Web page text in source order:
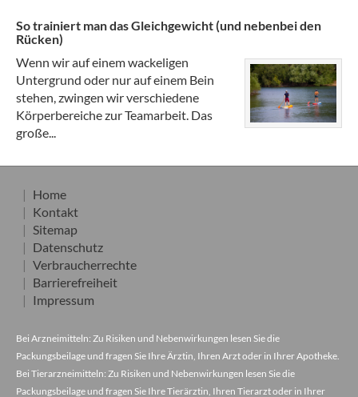
So trainiert man das Gleichgewicht (und nebenbei den
Rücken)
Wenn wir auf einem wackeligen
Untergrund oder nur auf einem Bein
stehen, zwingen wir verschiedene
Körperbereiche zur Teamarbeit. Das
große...
Home
Kontakt
Sitemap
Datenschutz
Verbraucherrechte
Barrierefreiheit
Impressum
Bei Arzneimitteln: Zu Risiken und Nebenwirkungen lesen Sie die
Packungsbeilage und fragen Sie Ihre Ärztin, Ihren Arzt oder in Ihrer Apotheke.
Bei Tierarzneimitteln: Zu Risiken und Nebenwirkungen lesen Sie die
Packungsbeilage und fragen Sie Ihre Tierärztin, Ihren Tierarzt oder in Ihrer